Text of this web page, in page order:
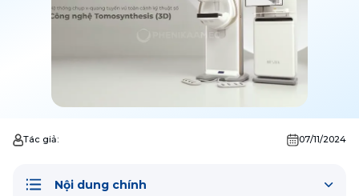
Tác giả: 07/11/2024
Nội dung chính